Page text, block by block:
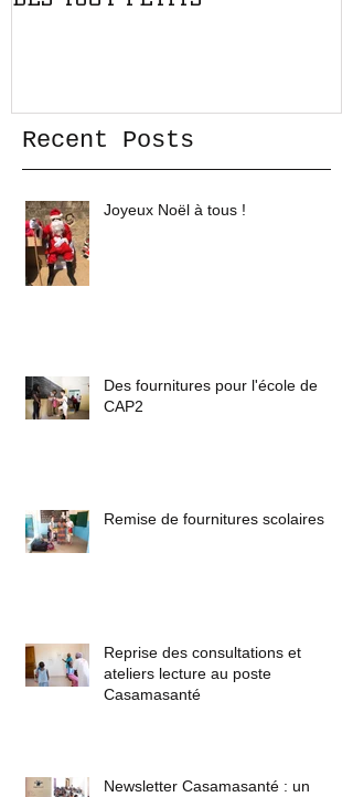
Recent Posts
Joyeux Noël à tous !
Des fournitures pour l'école de
CAP2
Remise de fournitures scolaires
Reprise des consultations et
ateliers lecture au poste
Casamasanté
Newsletter Casamasanté : un